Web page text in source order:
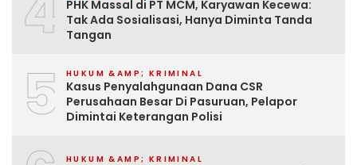
PHK Massal di PT MCM, Karyawan Kecewa:
Tak Ada Sosialisasi, Hanya Diminta Tanda
Tangan
5 HUKUM &AMP; KRIMINAL
Kasus Penyalahgunaan Dana CSR
Perusahaan Besar Di Pasuruan, Pelapor
Dimintai Keterangan Polisi
HUKUM &AMP; KRIMINAL